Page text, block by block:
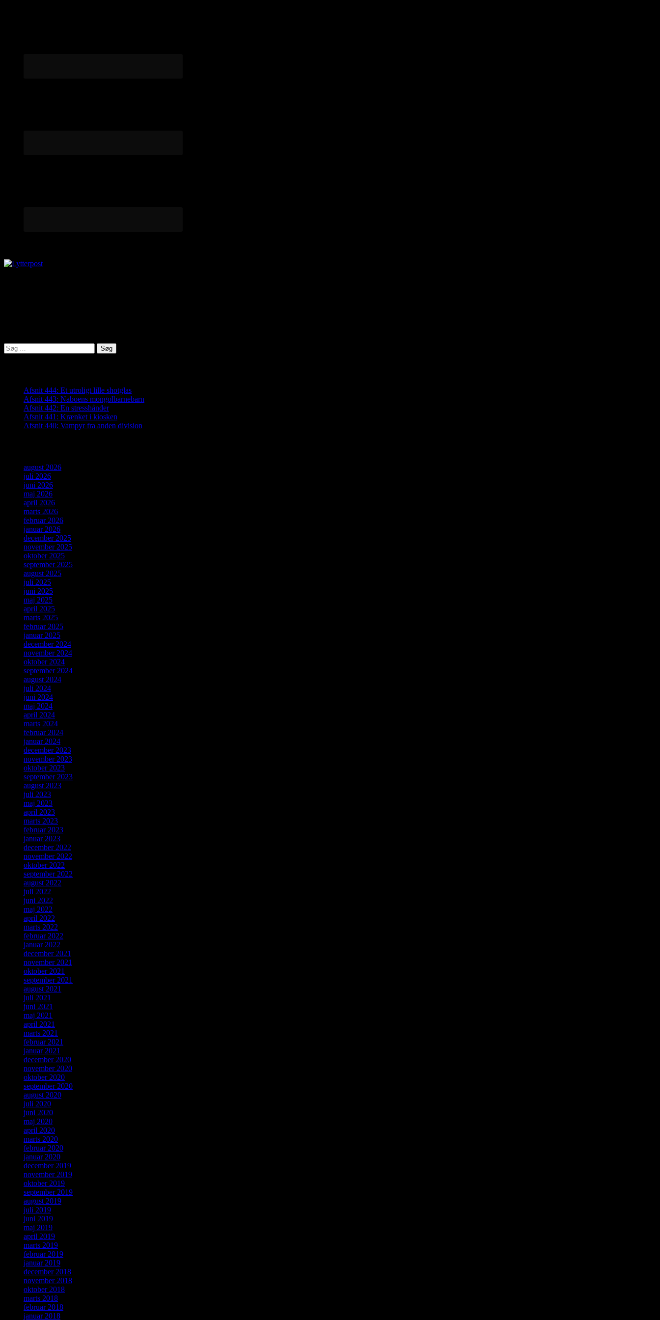
Søg
efter:
Afsnit 444: Et utroligt lille shotglas
Afsnit 443: Naboens mongolbarnebarn
Afsnit 442: En stresshånder
Afsnit 441: Krænket i kiosken
Afsnit 440: Vampyr fra anden division
august 2026
juli 2026
juni 2026
maj 2026
april 2026
marts 2026
februar 2026
januar 2026
december 2025
november 2025
oktober 2025
september 2025
august 2025
juli 2025
juni 2025
maj 2025
april 2025
marts 2025
februar 2025
januar 2025
december 2024
november 2024
oktober 2024
september 2024
august 2024
juli 2024
juni 2024
maj 2024
april 2024
marts 2024
februar 2024
januar 2024
december 2023
november 2023
oktober 2023
september 2023
august 2023
juli 2023
maj 2023
april 2023
marts 2023
februar 2023
januar 2023
december 2022
november 2022
oktober 2022
september 2022
august 2022
juli 2022
juni 2022
maj 2022
april 2022
marts 2022
februar 2022
januar 2022
december 2021
november 2021
oktober 2021
september 2021
august 2021
juli 2021
juni 2021
maj 2021
april 2021
marts 2021
februar 2021
januar 2021
december 2020
november 2020
oktober 2020
september 2020
august 2020
juli 2020
juni 2020
maj 2020
april 2020
marts 2020
februar 2020
januar 2020
december 2019
november 2019
oktober 2019
september 2019
august 2019
juli 2019
juni 2019
maj 2019
april 2019
marts 2019
februar 2019
januar 2019
december 2018
november 2018
oktober 2018
marts 2018
februar 2018
januar 2018